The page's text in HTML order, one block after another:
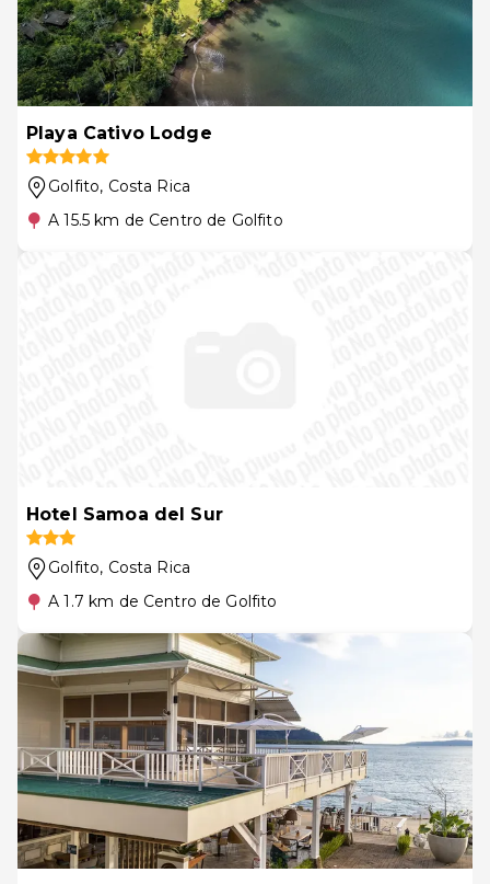
Playa Cativo Lodge
Golfito, Costa Rica
A 15.5 km de Centro de Golfito
Hotel Samoa del Sur
Golfito, Costa Rica
A 1.7 km de Centro de Golfito